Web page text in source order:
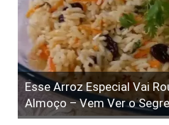
Esse Arroz Especial Vai
Almoço – Vem Ver o